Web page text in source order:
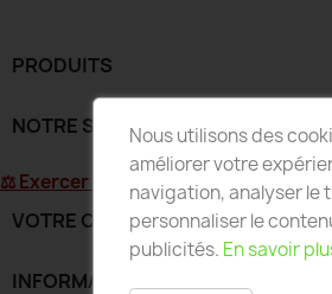
PRODUITS
NOTRE SOCIÉTÉ
⚖ Exercer mon droit de rétractation
VOTRE COMPTE
INFORMATIONS
Nous utilisons des
améliorer votre
navigation, analyser le
personnaliser le
publicités. En savoir